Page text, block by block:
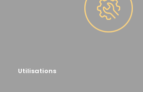
Utilisations